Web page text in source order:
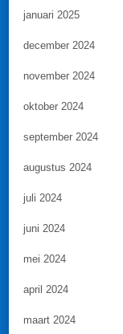
januari 2025
december 2024
november 2024
oktober 2024
september 2024
augustus 2024
juli 2024
juni 2024
mei 2024
april 2024
maart 2024